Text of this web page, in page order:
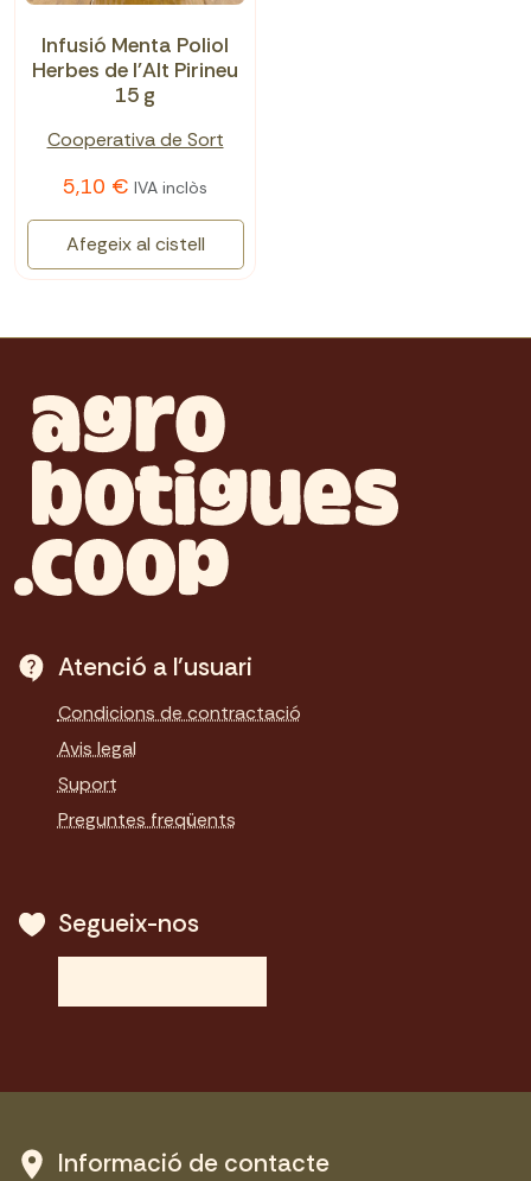
Infusió Menta Poliol
Herbes de l'Alt Pirineu
15 g
Cooperativa de Sort
5,10 € IVA inclòs
Afegeix al cistell
Atenció a l'usuari
Condicions de contractació
Avis legal
Suport
Preguntes freqüents
Segueix-nos
Informació de contacte